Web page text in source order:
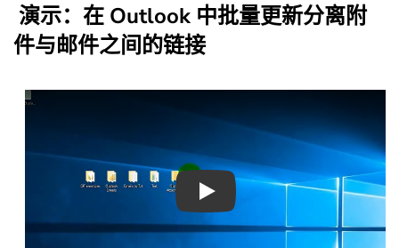
演示：在 Outlook 中批量更新分离附
件与邮件之间的链接
Play